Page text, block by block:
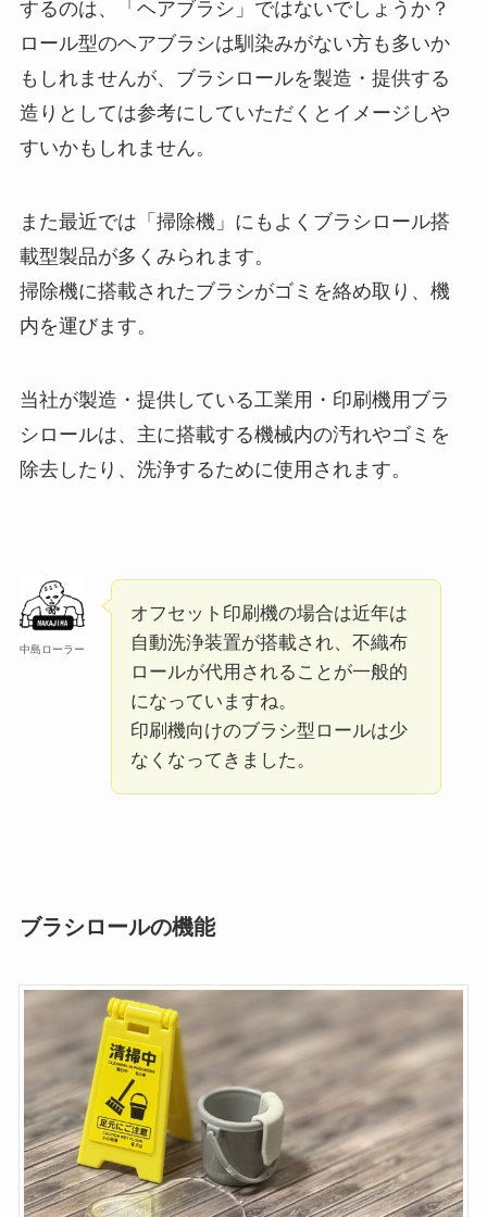
するのは、「ヘアブラシ」ではないでしょうか？
ロール型のヘアブラシは馴染みがない方も多いか
もしれませんが、ブラシロールを製造・提供する
造りとしては参考にしていただくとイメージしや
すいかもしれません。
また最近では「掃除機」にもよくブラシロール搭
載型製品が多くみられます。
掃除機に搭載されたブラシがゴミを絡め取り、機
内を運びます。
当社が製造・提供している工業用・印刷機用ブラ
シロールは、主に搭載する機械内の汚れやゴミを
除去したり、洗浄するために使用されます。
中島ローラー
オフセット印刷機の場合は近年は
自動洗浄装置が搭載され、不織布
ロールが代用されることが一般的
になっていますね。
印刷機向けのブラシ型ロールは少
なくなってきました。
ブラシロールの機能